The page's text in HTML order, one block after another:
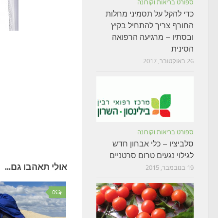
אולי תאהבו גם...
0
ספורט בריאות וקורונה
כדי להקל על תסמיני מחלות
החורף צריך להתחיל בקיץ
ובסתיו – מרגיעה הרפואה
הסינית
26 באוקטובר, 2017
ספורט בריאות וקורונה
סלביציו – כלי אבחון חדש
לגילוי נגעים טרום סרטניים
19 בנובמבר, 2015